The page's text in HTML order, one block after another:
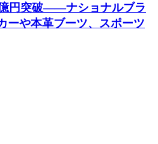
円突破――ナショナルブラ
ーや本革ブーツ、スポーツ